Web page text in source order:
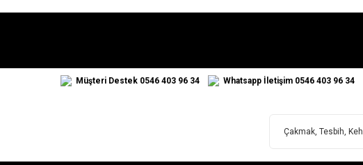
Müşteri Destek 0546 403 96 34 Whatsapp İletişim 0546 403 96 34